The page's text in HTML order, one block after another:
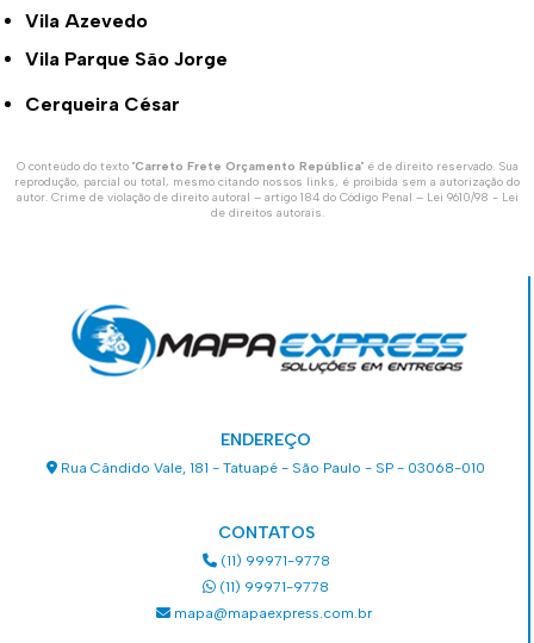
Vila Azevedo
Vila Parque São Jorge
Cerqueira César
O conteúdo do texto "Carreto Frete Orçamento República" é de direito reservado. Sua
reprodução, parcial ou total, mesmo citando nossos links, é proibida sem a autorização do
autor. Crime de violação de direito autoral – artigo 184 do Código Penal – Lei 9610/98 - Lei
de direitos autorais.
ENDEREÇO
Rua Cândido Vale, 181 - Tatuapé - São Paulo - SP - 03068-010
CONTATOS
(11) 99971-9778
(11) 99971-9778
mapa@mapaexpress.com.br